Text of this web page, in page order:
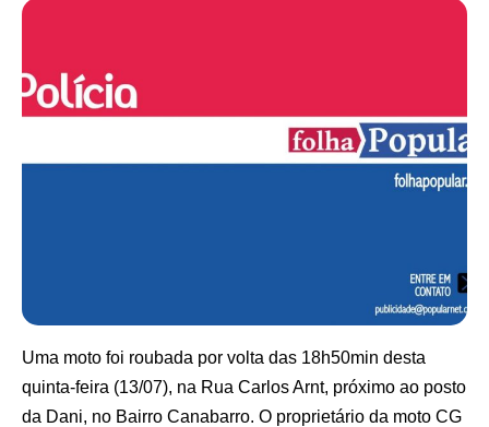
Uma moto foi roubada por volta das 18h50min desta
quinta-feira (13/07), na Rua Carlos Arnt, próximo ao posto
da Dani, no Bairro Canabarro. O proprietário da moto CG